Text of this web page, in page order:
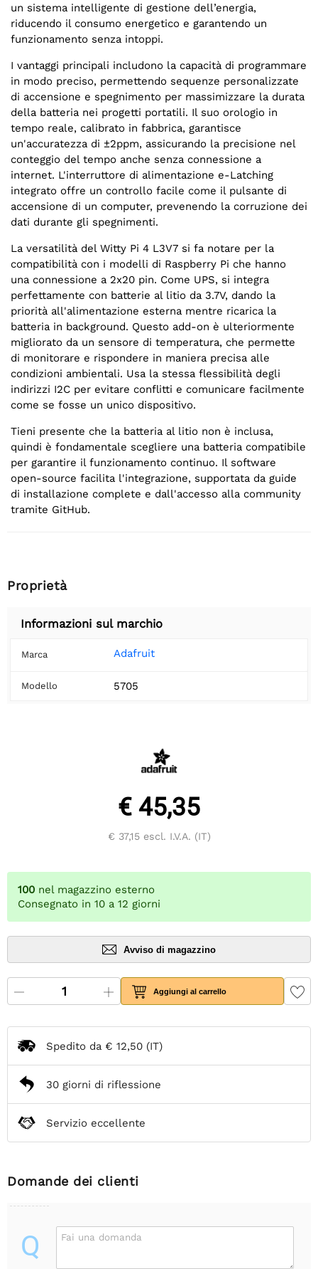
un sistema intelligente di gestione dell’energia,
riducendo il consumo energetico e garantendo un
funzionamento senza intoppi.
I vantaggi principali includono la capacità di programmare
in modo preciso, permettendo sequenze personalizzate
di accensione e spegnimento per massimizzare la durata
della batteria nei progetti portatili. Il suo orologio in
tempo reale, calibrato in fabbrica, garantisce
un'accuratezza di ±2ppm, assicurando la precisione nel
conteggio del tempo anche senza connessione a
internet. L'interruttore di alimentazione e-Latching
integrato offre un controllo facile come il pulsante di
accensione di un computer, prevenendo la corruzione dei
dati durante gli spegnimenti.
La versatilità del Witty Pi 4 L3V7 si fa notare per la
compatibilità con i modelli di Raspberry Pi che hanno
una connessione a 2x20 pin. Come UPS, si integra
perfettamente con batterie al litio da 3.7V, dando la
priorità all'alimentazione esterna mentre ricarica la
batteria in background. Questo add-on è ulteriormente
migliorato da un sensore di temperatura, che permette
di monitorare e rispondere in maniera precisa alle
condizioni ambientali. Usa la stessa flessibilità degli
indirizzi I2C per evitare conflitti e comunicare facilmente
come se fosse un unico dispositivo.
Tieni presente che la batteria al litio non è inclusa,
quindi è fondamentale scegliere una batteria compatibile
per garantire il funzionamento continuo. Il software
open-source facilita l'integrazione, supportata da guide
di installazione complete e dall'accesso alla community
tramite GitHub.
Proprietà
Informazioni sul marchio
Marca Adafruit
Modello 5705
€ 45,35
€ 37,15escl. I.V.A. (IT)
100 nel magazzino esterno
Consegnato in 10 a 12 giorni
Avviso di magazzino
Aggiungi al carrello
Spedito da € 12,50 (IT)
30 giorni di riflessione
Servizio eccellente
Domande dei clienti
Q Fai una domanda